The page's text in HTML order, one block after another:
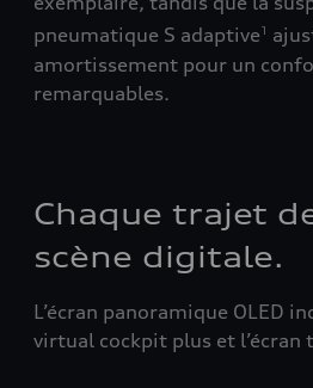
pneumatique S adaptive1
amortissement pour un
remarquables.
Chaque trajet
scène digitale.
L’écran panoramique OLED
virtual cockpit plus et l’écran